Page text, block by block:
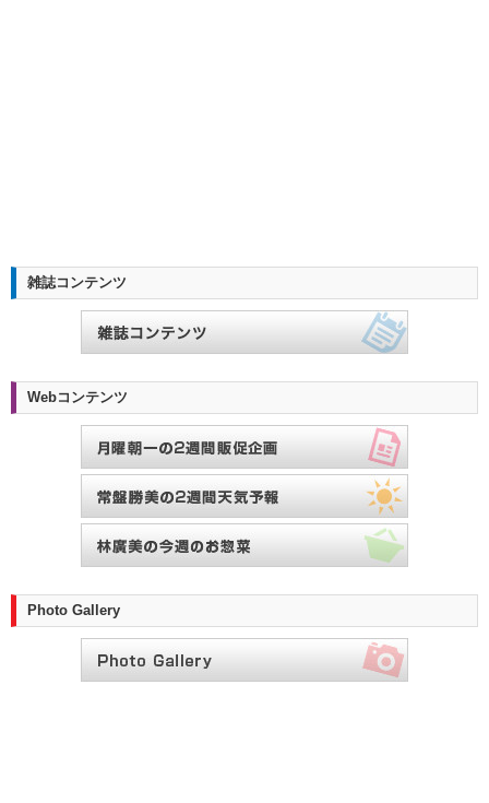
雑誌コンテンツ
Webコンテンツ
Photo Gallery